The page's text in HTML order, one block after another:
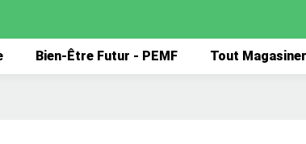
Bien-Être Futur - PEMF Tout Magasiner